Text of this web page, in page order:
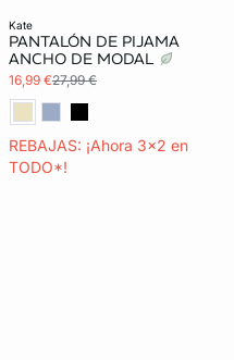
kate
PANTALÓN DE PIJAMA
ANCHO DE MODAL
16,99 €27,99 €
REBAJAS: ¡Ahora 3x2 en
TODO*!